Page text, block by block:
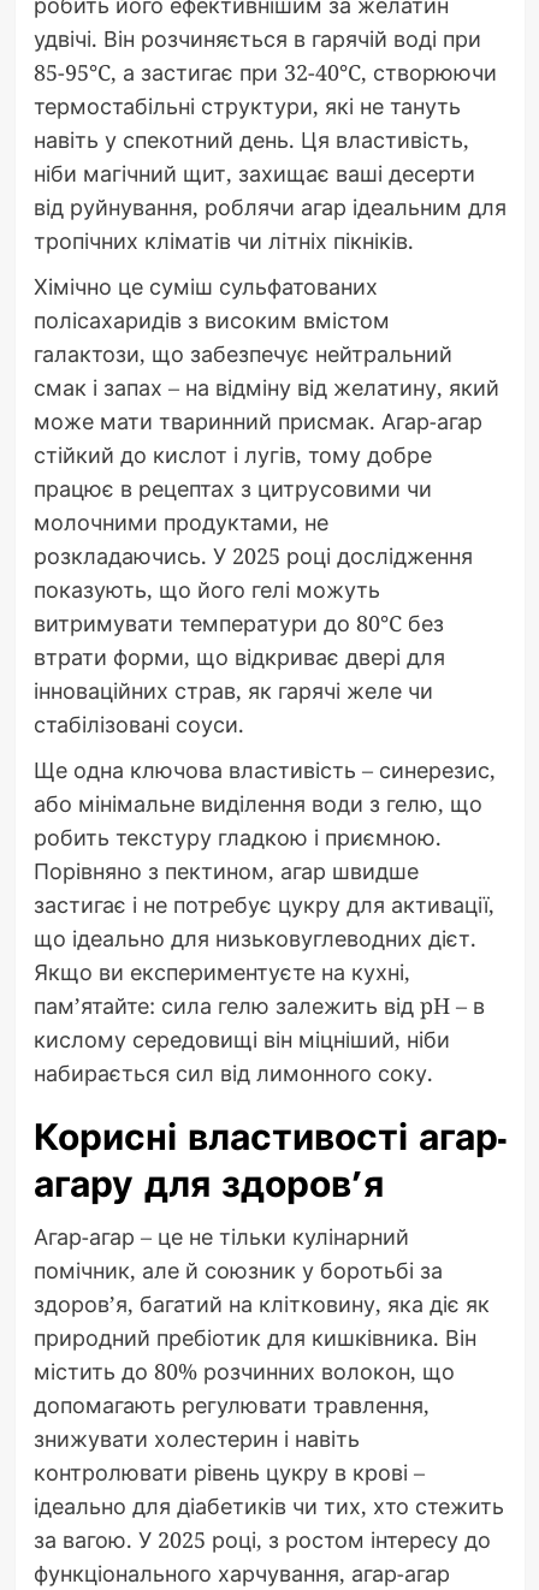
удвічі. Він розчиняється в гарячій воді при
85-95°C, а застигає при 32-40°C, створюючи
термостабільні структури, які не тануть
навіть у спекотний день. Ця властивість,
ніби магічний щит, захищає ваші десерти
від руйнування, роблячи агар ідеальним для
тропічних кліматів чи літніх пікніків.
Хімічно це суміш сульфатованих
полісахаридів з високим вмістом
галактози, що забезпечує нейтральний
смак і запах – на відміну від желатину, який
може мати тваринний присмак. Агар-агар
стійкий до кислот і лугів, тому добре
працює в рецептах з цитрусовими чи
молочними продуктами, не
розкладаючись. У 2025 році дослідження
показують, що його гелі можуть
витримувати температури до 80°C без
втрати форми, що відкриває двері для
інноваційних страв, як гарячі желе чи
стабілізовані соуси.
Ще одна ключова властивість – синерезис,
або мінімальне виділення води з гелю, що
робить текстуру гладкою і приємною.
Порівняно з пектином, агар швидше
застигає і не потребує цукру для активації,
що ідеально для низьковуглеводних дієт.
Якщо ви експериментуєте на кухні,
пам’ятайте: сила гелю залежить від pH – в
кислому середовищі він міцніший, ніби
набирається сил від лимонного соку.
Корисні властивості агар-
агару для здоров’я
Агар-агар – це не тільки кулінарний
помічник, але й союзник у боротьбі за
здоров’я, багатий на клітковину, яка діє як
природний пребіотик для кишківника. Він
містить до 80% розчинних волокон, що
допомагають регулювати травлення,
знижувати холестерин і навіть
контролювати рівень цукру в крові –
ідеально для діабетиків чи тих, хто стежить
за вагою. У 2025 році, з ростом інтересу до
функціонального харчування, агар-агар